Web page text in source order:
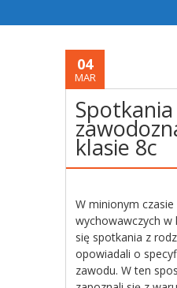
04
MAR
Spotkania
klasie 8c
W minionym
wychowawczych w
się spotkania z
opowiadali o
zawodu. W ten